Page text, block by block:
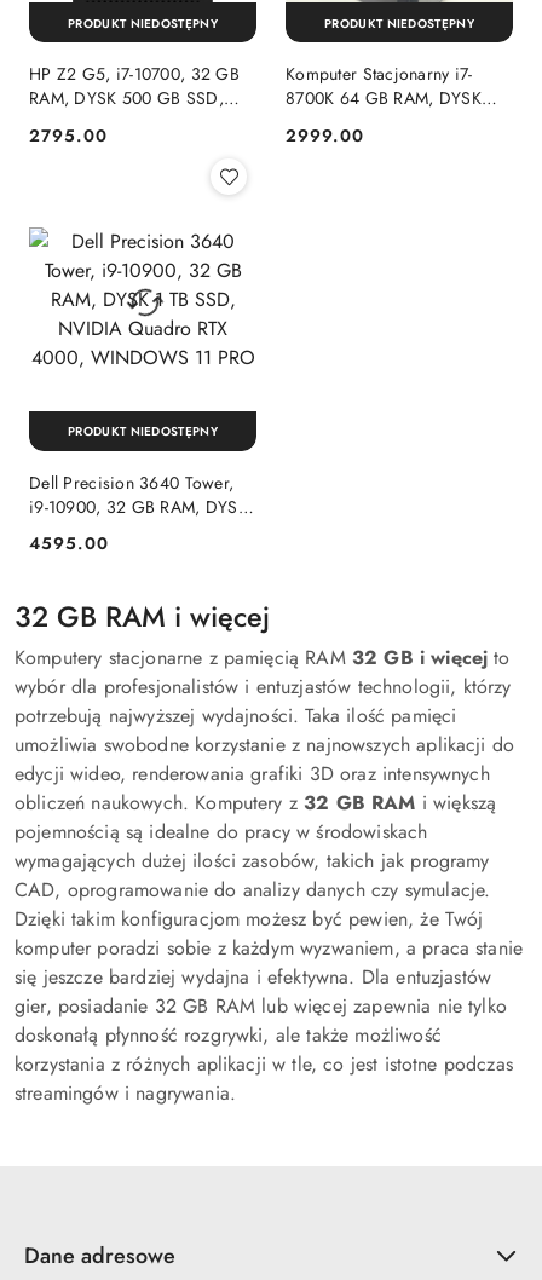
HP Z2 G5, i7-10700, 32 GB
RAM, DYSK 500 GB SSD,
WINDOWS 11 PRO
Cena:
2795.00
PRODUKT NIEDOSTĘPNY
Komputer Stacjonarny i7-
8700K 64 GB RAM, DYSK
QUADRO P4000, WINDOWS
Cena:
2999.00
PRODUKT NIEDOSTĘPNY
Dell Precision 3640 Tower,
i9-10900, 32 GB RAM, DYSK
RTX 4000, WINDOWS 11
Cena:
4595.00
PRODUKT NIEDOSTĘPNY
32 GB RAM i więcej
Komputery stacjonarne z pamięcią RAM 32 GB i więcej to
wybór dla profesjonalistów i entuzjastów technologii, którzy
potrzebują najwyższej wydajności. Taka ilość pamięci
umożliwia swobodne korzystanie z najnowszych aplikacji do
edycji wideo, renderowania grafiki 3D oraz intensywnych
obliczeń naukowych. Komputery z 32 GB RAM i większą
pojemnością są idealne do pracy w środowiskach
wymagających dużej ilości zasobów, takich jak programy
CAD, oprogramowanie do analizy danych czy symulacje.
Dzięki takim konfiguracjom możesz być pewien, że Twój
komputer poradzi sobie z każdym wyzwaniem, a praca stanie
się jeszcze bardziej wydajna i efektywna. Dla entuzjastów
gier, posiadanie 32 GB RAM lub więcej zapewnia nie tylko
doskonałą płynność rozgrywki, ale także możliwość
korzystania z różnych aplikacji w tle, co jest istotne podczas
streamingów i nagrywania.
Dane adresowe